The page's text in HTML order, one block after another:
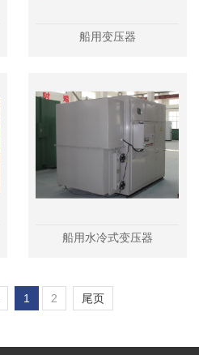
船用变压器
船用水冷式变压器
1 2 尾页